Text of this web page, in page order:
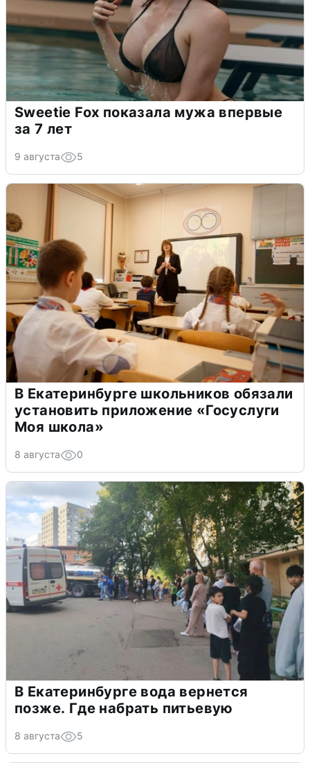
Sweetie Fox показала мужа впервые
за 7 лет
9 августа 5
В Екатеринбурге школьников обязали
установить приложение «Госуслуги
Моя школа»
8 августа 0
В Екатеринбурге вода вернется
позже. Где набрать питьевую
8 августа 5